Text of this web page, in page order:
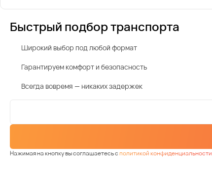
Быстрый подбор транспорта
Широкий выбор под любой формат
Гарантируем комфорт и безопасность
Всегда вовремя — никаких задержек
Нажимая на кнопку вы соглашаетесь сполитикой конфиденциальности